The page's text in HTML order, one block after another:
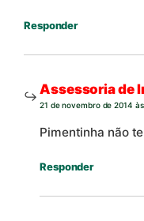
Responder
Assessoria de
21 de novembro de 2014
Pimentinha não
Responder